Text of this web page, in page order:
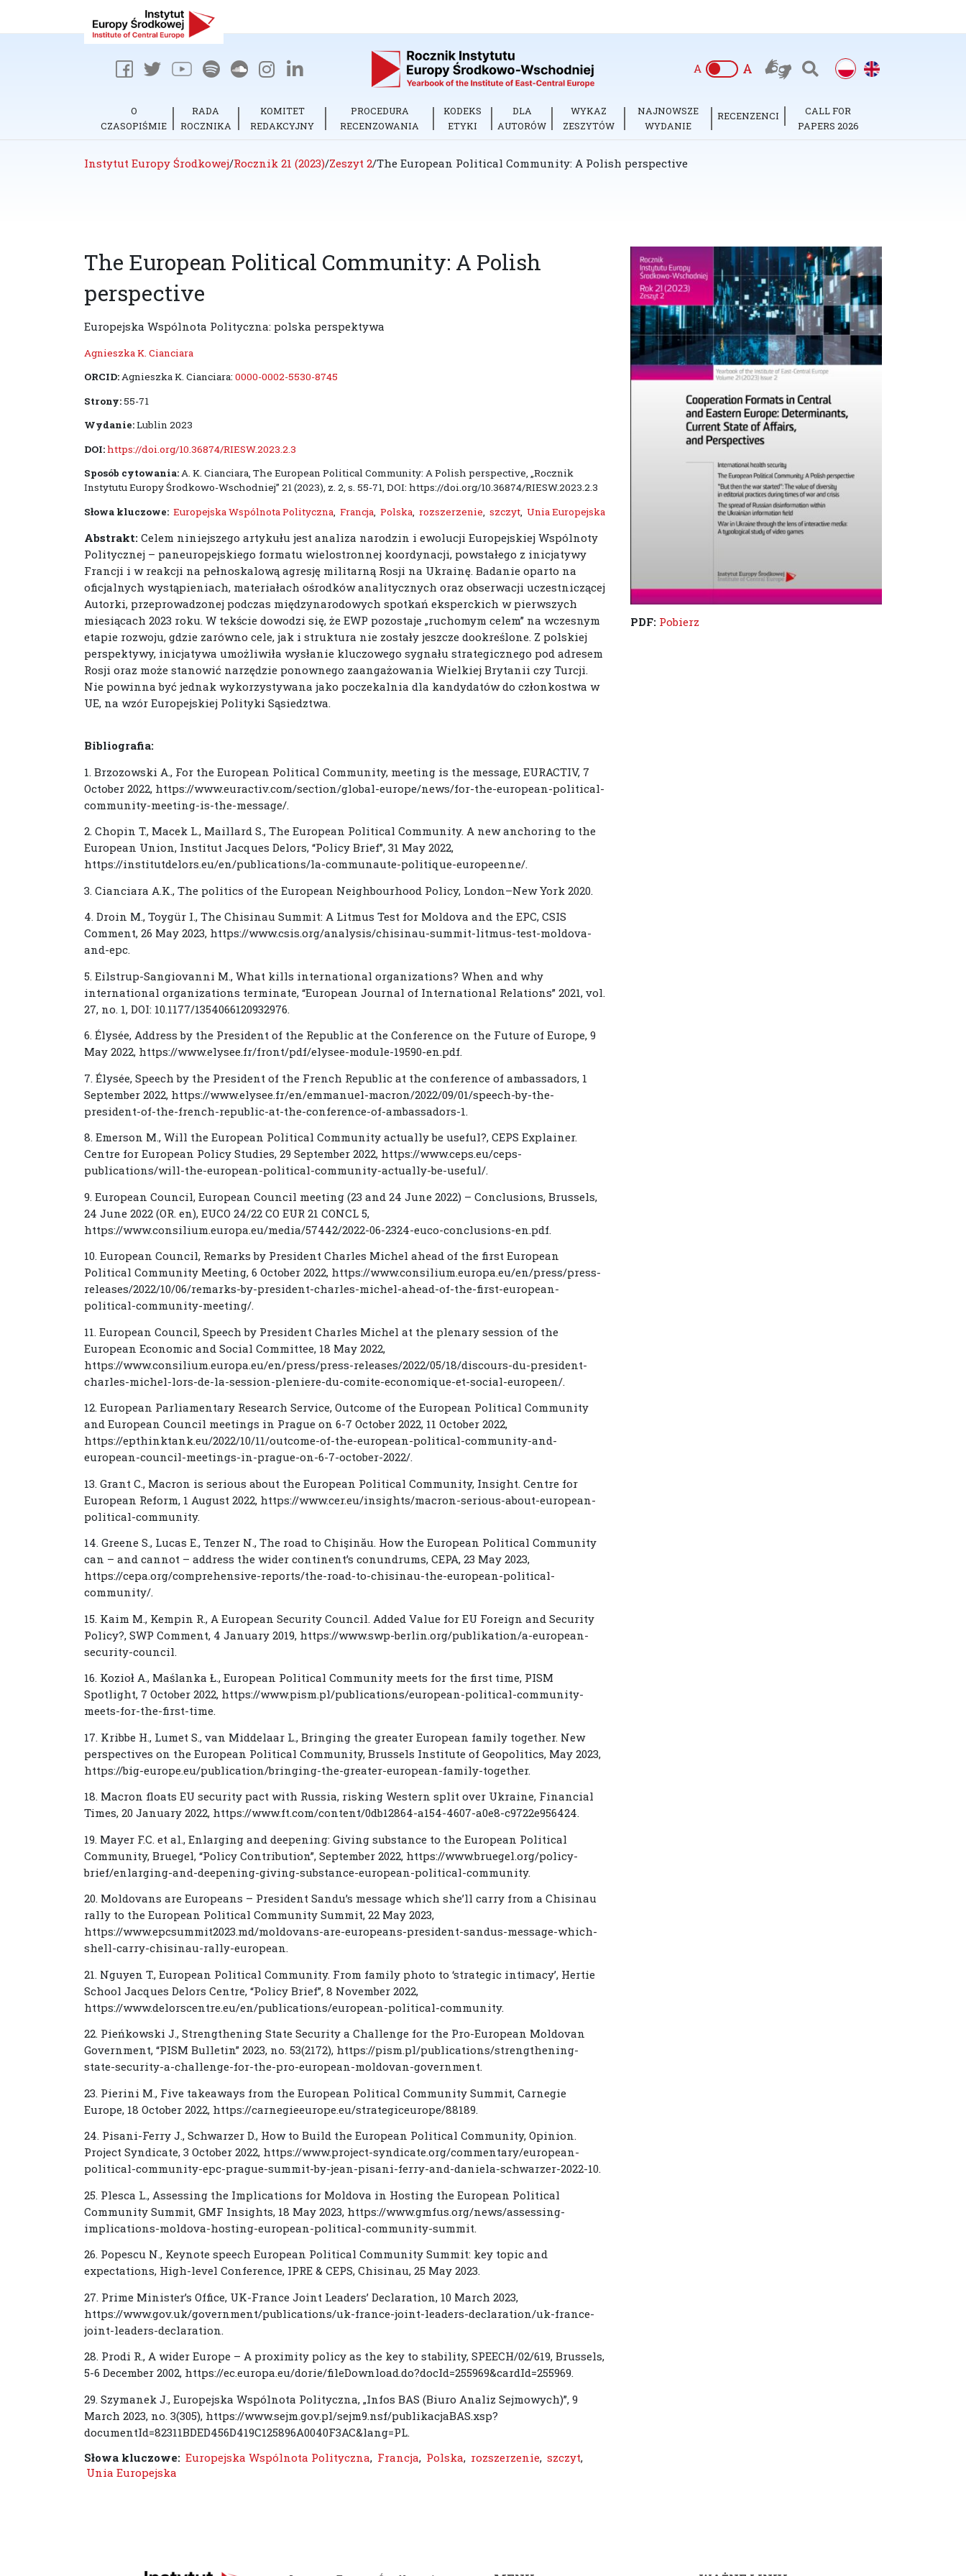
A A
O
CZASOPIŚMIE
RADA
ROCZNIKA
KOMITET
REDAKCYJNY
PROCEDURA
RECENZOWANIA
KODEKS
ETYKI
DLA
AUTORÓW
WYKAZ
ZESZYTÓW
NAJNOWSZE
WYDANIE
RECENZENCI
CALL FOR
PAPERS 2026
Instytut Europy Środkowej/Rocznik 21 (2023)/Zeszyt 2/The European Political Community: A Polish perspective
The European Political Community: A Polish
perspective
Europejska Wspólnota Polityczna: polska perspektywa
Agnieszka K. Cianciara
ORCID:Agnieszka K. Cianciara: 0000-0002-5530-8745
Strony: 55-71
Wydanie:Lublin 2023
DOI:https://doi.org/10.36874/RIESW.2023.2.3
Sposób cytowania:A. K. Cianciara, The European Political Community: A Polish perspective, „Rocznik
Instytutu Europy Środkowo-Wschodniej” 21 (2023), z. 2, s. 55-71, DOI: https://doi.org/10.36874/RIESW.2023.2.3
Słowa kluczowe: Europejska Wspólnota Polityczna, Francja, Polska, rozszerzenie, szczyt, Unia Europejska
Abstrakt: Celem niniejszego artykułu jest analiza narodzin i ewolucji Europejskiej Wspólnoty
Politycznej – paneuropejskiego formatu wielostronnej koordynacji, powstałego z inicjatywy
Francji i w reakcji na pełnoskalową agresję militarną Rosji na Ukrainę. Badanie oparto na
oficjalnych wystąpieniach, materiałach ośrodków analitycznych oraz obserwacji uczestniczącej
Autorki, przeprowadzonej podczas międzynarodowych spotkań eksperckich w pierwszych
miesiącach 2023 roku. W tekście dowodzi się, że EWP pozostaje „ruchomym celem” na wczesnym
etapie rozwoju, gdzie zarówno cele, jak i struktura nie zostały jeszcze dookreślone. Z polskiej
perspektywy, inicjatywa umożliwiła wysłanie kluczowego sygnału strategicznego pod adresem
Rosji oraz może stanowić narzędzie ponownego zaangażowania Wielkiej Brytanii czy Turcji.
Nie powinna być jednak wykorzystywana jako poczekalnia dla kandydatów do członkostwa w
UE, na wzór Europejskiej Polityki Sąsiedztwa.
Bibliografia:
1. Brzozowski A., For the European Political Community, meeting is the message, EURACTIV, 7
October 2022, https://www.euractiv.com/section/global-europe/news/for-the-european-political-
community-meeting-is-the-message/.
2. Chopin T., Macek L., Maillard S., The European Political Community. A new anchoring to the
European Union, Institut Jacques Delors, “Policy Brief”, 31 May 2022,
https://institutdelors.eu/en/publications/la-communaute-politique-europeenne/.
3. Cianciara A.K., The politics of the European Neighbourhood Policy, London–New York 2020.
4. Droin M., Toygür I., The Chisinau Summit: A Litmus Test for Moldova and the EPC, CSIS
Comment, 26 May 2023, https://www.csis.org/analysis/chisinau-summit-litmus-test-moldova-
and-epc.
5. Eilstrup-Sangiovanni M., What kills international organizations? When and why
international organizations terminate, “European Journal of International Relations” 2021, vol.
27, no. 1, DOI: 10.1177/1354066120932976.
6. Élysée, Address by the President of the Republic at the Conference on the Future of Europe, 9
May 2022, https://www.elysee.fr/front/pdf/elysee-module-19590-en.pdf.
7. Élysée, Speech by the President of the French Republic at the conference of ambassadors, 1
September 2022, https://www.elysee.fr/en/emmanuel-macron/2022/09/01/speech-by-the-
president-of-the-french-republic-at-the-conference-of-ambassadors-1.
8. Emerson M., Will the European Political Community actually be useful?, CEPS Explainer.
Centre for European Policy Studies, 29 September 2022, https://www.ceps.eu/ceps-
publications/will-the-european-political-community-actually-be-useful/.
9. European Council, European Council meeting (23 and 24 June 2022) – Conclusions, Brussels,
24 June 2022 (OR. en), EUCO 24/22 CO EUR 21 CONCL 5,
https://www.consilium.europa.eu/media/57442/2022-06-2324-euco-conclusions-en.pdf.
10. European Council, Remarks by President Charles Michel ahead of the first European
Political Community Meeting, 6 October 2022, https://www.consilium.europa.eu/en/press/press-
releases/2022/10/06/remarks-by-president-charles-michel-ahead-of-the-first-european-
political-community-meeting/.
11. European Council, Speech by President Charles Michel at the plenary session of the
European Economic and Social Committee, 18 May 2022,
https://www.consilium.europa.eu/en/press/press-releases/2022/05/18/discours-du-president-
charles-michel-lors-de-la-session-pleniere-du-comite-economique-et-social-europeen/.
12. European Parliamentary Research Service, Outcome of the European Political Community
and European Council meetings in Prague on 6-7 October 2022, 11 October 2022,
https://epthinktank.eu/2022/10/11/outcome-of-the-european-political-community-and-
european-council-meetings-in-prague-on-6-7-october-2022/.
13. Grant C., Macron is serious about the European Political Community, Insight. Centre for
European Reform, 1 August 2022, https://www.cer.eu/insights/macron-serious-about-european-
political-community.
14. Greene S., Lucas E., Tenzer N., The road to Chişinău. How the European Political Community
can – and cannot – address the wider continent’s conundrums, CEPA, 23 May 2023,
https://cepa.org/comprehensive-reports/the-road-to-chisinau-the-european-political-
community/.
15. Kaim M., Kempin R., A European Security Council. Added Value for EU Foreign and Security
Policy?, SWP Comment, 4 January 2019, https://www.swp-berlin.org/publikation/a-european-
security-council.
16. Kozioł A., Maślanka Ł., European Political Community meets for the first time, PISM
Spotlight, 7 October 2022, https://www.pism.pl/publications/european-political-community-
meets-for-the-first-time.
17. Kribbe H., Lumet S., van Middelaar L., Bringing the greater European family together. New
perspectives on the European Political Community, Brussels Institute of Geopolitics, May 2023,
https://big-europe.eu/publication/bringing-the-greater-european-family-together.
18. Macron floats EU security pact with Russia, risking Western split over Ukraine, Financial
Times, 20 January 2022, https://www.ft.com/content/0db12864-a154-4607-a0e8-c9722e956424.
19. Mayer F.C. et al., Enlarging and deepening: Giving substance to the European Political
Community, Bruegel, “Policy Contribution”, September 2022, https://www.bruegel.org/policy-
brief/enlarging-and-deepening-giving-substance-european-political-community.
20. Moldovans are Europeans – President Sandu’s message which she’ll carry from a Chisinau
rally to the European Political Community Summit, 22 May 2023,
https://www.epcsummit2023.md/moldovans-are-europeans-president-sandus-message-which-
shell-carry-chisinau-rally-european.
21. Nguyen T., European Political Community. From family photo to ‘strategic intimacy’, Hertie
School Jacques Delors Centre, “Policy Brief”, 8 November 2022,
https://www.delorscentre.eu/en/publications/european-political-community.
22. Pieńkowski J., Strengthening State Security a Challenge for the Pro-European Moldovan
Government, “PISM Bulletin” 2023, no. 53(2172), https://pism.pl/publications/strengthening-
state-security-a-challenge-for-the-pro-european-moldovan-government.
23. Pierini M., Five takeaways from the European Political Community Summit, Carnegie
Europe, 18 October 2022, https://carnegieeurope.eu/strategiceurope/88189.
24. Pisani-Ferry J., Schwarzer D., How to Build the European Political Community, Opinion.
Project Syndicate, 3 October 2022, https://www.project-syndicate.org/commentary/european-
political-community-epc-prague-summit-by-jean-pisani-ferry-and-daniela-schwarzer-2022-10.
25. Plesca L., Assessing the Implications for Moldova in Hosting the European Political
Community Summit, GMF Insights, 18 May 2023, https://www.gmfus.org/news/assessing-
implications-moldova-hosting-european-political-community-summit.
26. Popescu N., Keynote speech European Political Community Summit: key topic and
expectations, High-level Conference, IPRE & CEPS, Chisinau, 25 May 2023.
27. Prime Minister’s Office, UK-France Joint Leaders’ Declaration, 10 March 2023,
https://www.gov.uk/government/publications/uk-france-joint-leaders-declaration/uk-france-
joint-leaders-declaration.
28. Prodi R., A wider Europe – A proximity policy as the key to stability, SPEECH/02/619, Brussels,
5-6 December 2002, https://ec.europa.eu/dorie/fileDownload.do?docId=255969&cardId=255969.
29. Szymanek J., Europejska Wspólnota Polityczna, „Infos BAS (Biuro Analiz Sejmowych)”, 9
March 2023, no. 3(305), https://www.sejm.gov.pl/sejm9.nsf/publikacjaBAS.xsp?
documentId=82311BDED456D419C125896A0040F3AC&lang=PL.
Słowa kluczowe: Europejska Wspólnota Polityczna, Francja, Polska, rozszerzenie, szczyt,
Unia Europejska
PDF: Pobierz